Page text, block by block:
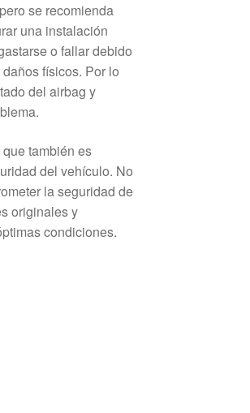
se recomienda
una instalación
o fallar debido
físicos. Por lo
del airbag y
también es
del vehículo. No
la seguridad de
originales y
condiciones.